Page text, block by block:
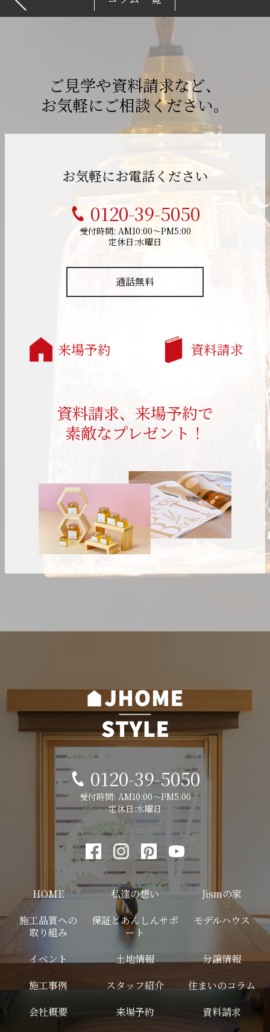
ご見学や資料請求など、
お気軽にご相談ください。
お気軽にお電話ください
0120-39-5050
受付時間: AM10:00～PM5:00
定休日:水曜日
通話無料
来場予約 資料請求
資料請求、来場予約で
素敵なプレゼント！
0120-39-5050
受付時間: AM10:00～PM5:00
定休日:水曜日
HOME 私達の想い
Jismの家
施工品質への
取り組み
保証とあんしんサポ
ート
モデルハウス
イベント 土地情報
分譲情報
施工事例
スタッフ紹介
住まいのコラム
会社概要
来場予約 資料請求